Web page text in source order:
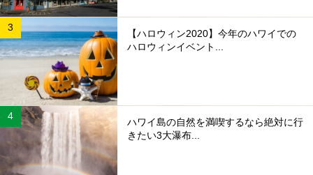
【ハロウィン2020】今年のハワイでの
ハロウィンイベント...
ハワイ島の自然を満喫するなら絶対に行
きたい3大瀑布...